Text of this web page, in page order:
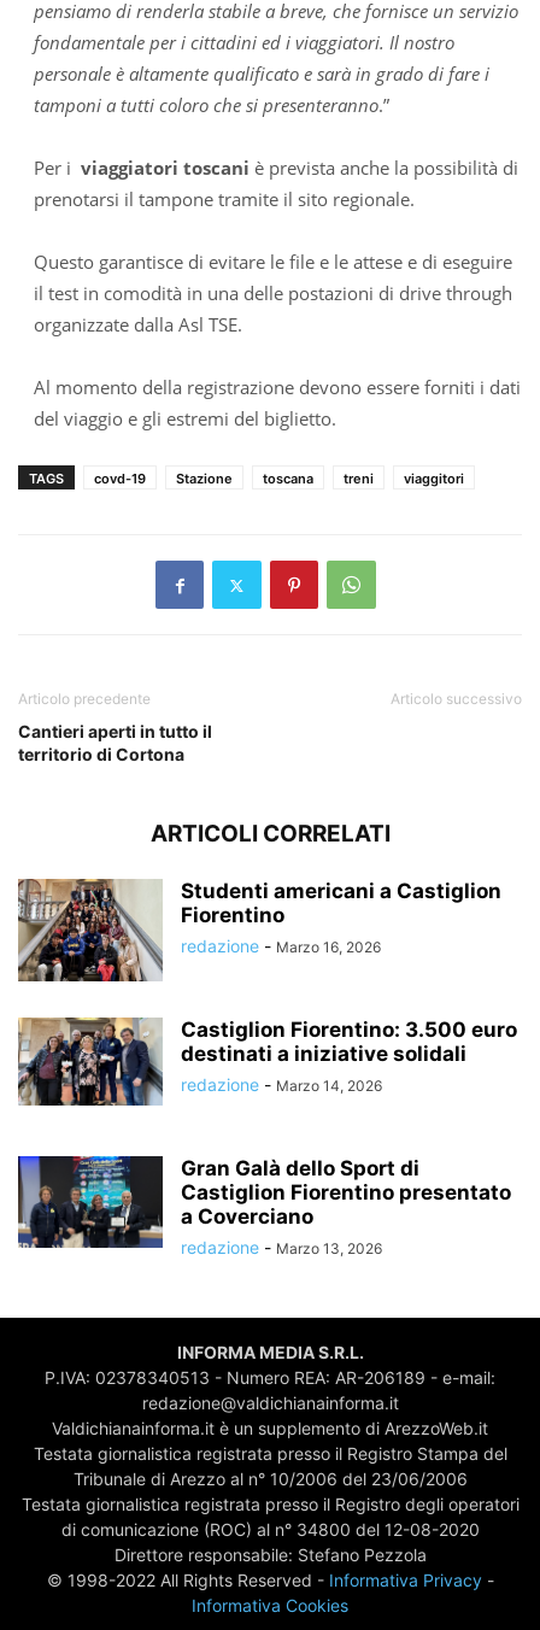
pensiamo di renderla stabile a breve, che fornisce un servizio
fondamentale per i cittadini ed i viaggiatori. Il nostro
personale è altamente qualificato e sarà in grado di fare i
tamponi a tutti coloro che si presenteranno.”
Per i viaggiatori toscani è prevista anche la possibilità di
prenotarsi il tampone tramite il sito regionale.
Questo garantisce di evitare le file e le attese e di eseguire
il test in comodità in una delle postazioni di drive through
organizzate dalla Asl TSE.
Al momento della registrazione devono essere forniti i dati
del viaggio e gli estremi del biglietto.
TAGS covd-19 Stazione toscana treni viaggitori
Articolo precedente
Cantieri aperti in tutto il
territorio di Cortona
Articolo successivo
ARTICOLI CORRELATI
Studenti americani a Castiglion
Fiorentino
redazione - Marzo 16, 2026
Castiglion Fiorentino: 3.500 euro
destinati a iniziative solidali
redazione - Marzo 14, 2026
Gran Galà dello Sport di
Castiglion Fiorentino presentato
a Coverciano
redazione - Marzo 13, 2026
INFORMA MEDIA S.R.L.
P.IVA: 02378340513 - Numero REA: AR-206189 - e-mail:
redazione@valdichianainforma.it
Valdichianainforma.it è un supplemento di ArezzoWeb.it
Testata giornalistica registrata presso il Registro Stampa del
Tribunale di Arezzo al n° 10/2006 del 23/06/2006
Testata giornalistica registrata presso il Registro degli operatori
di comunicazione (ROC) al n° 34800 del 12-08-2020
Direttore responsabile: Stefano Pezzola
© 1998-2022 All Rights Reserved - Informativa Privacy-
Informativa Cookies